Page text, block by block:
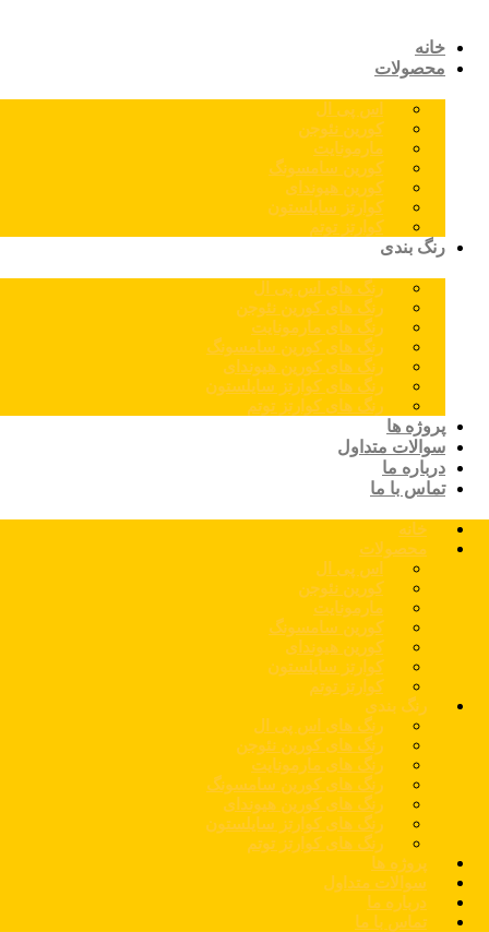
خانه
محصولات
اس پی ال
کورین نئوجن
مارمونایت
کورین سامسونگ
کورین هیوندای
کوارتز سایلستون
کوارتز توتم
رنگ بندی
رنگ های اس پی ال
رنگ های کورین نئوجن
رنگ های مارمونایت
رنگ های کورین سامسونگ
رنگ های کورین هیوندای
رنگ های کوارتز سایلستون
رنگ های کوارتز توتم
پروژه ها
سوالات متداول
درباره ما
تماس با ما
خانه
محصولات
اس پی ال
کورین نئوجن
مارمونایت
کورین سامسونگ
کورین هیوندای
کوارتز سایلستون
کوارتز توتم
رنگ بندی
رنگ های اس پی ال
رنگ های کورین نئوجن
رنگ های مارمونایت
رنگ های کورین سامسونگ
رنگ های کورین هیوندای
رنگ های کوارتز سایلستون
رنگ های کوارتز توتم
پروژه ها
سوالات متداول
درباره ما
تماس با ما